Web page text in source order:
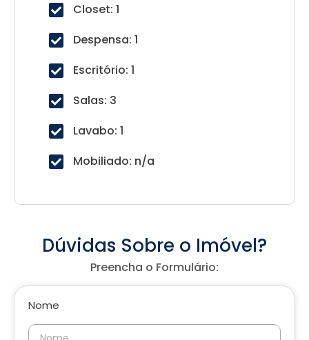
Closet: 1
Despensa: 1
Escritório: 1
Salas: 3
Lavabo: 1
Mobiliado: n/a
Dúvidas Sobre o Imóvel?
Preencha o Formulário:
Nome